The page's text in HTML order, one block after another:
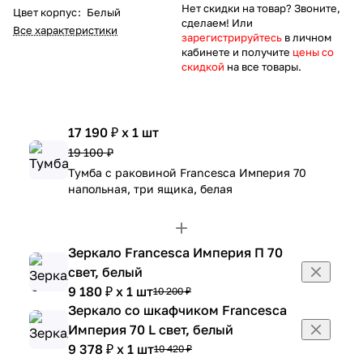
Цвет корпус: Белый
Все характеристики
Нет скидки на товар? Звоните,
сделаем! Или
зарегистрируйтесь в личном
кабинете и получите цены со
скидкой на все товары.
17 190 ₽ x 1 шт
19 100 ₽
Тумба с раковиной Francesca Империя 70
напольная, три ящика, белая
Зеркало Francesca Империя П 70
свет, белый
9 180 ₽ x 1 шт10 200 ₽
Зеркало со шкафчиком Francesca
Империя 70 L свет, белый
9 378 ₽ x 1 шт10 420 ₽